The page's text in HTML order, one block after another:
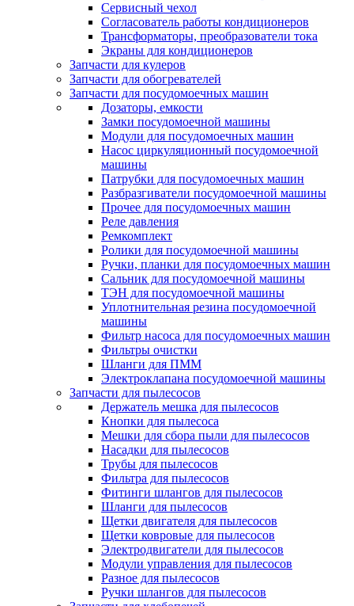
Сервисный чехол
Согласователь работы кондиционеров
Трансформаторы, преобразователи тока
Экраны для кондиционеров
Запчасти для кулеров
Запчасти для обогревателей
Запчасти для посудомоечных машин
Дозаторы, емкости
Замки посудомоечной машины
Модули для посудомоечных машин
Насос циркуляционный посудомоечной
машины
Патрубки для посудомоечных машин
Разбразгиватели посудомоечной машины
Прочее для посудомоечных машин
Реле давления
Ремкомплект
Ролики для посудомоечной машины
Ручки, планки для посудомоечных машин
Сальник для посудомоечной машины
ТЭН для посудомоечной машины
Уплотнительная резина посудомоечной
машины
Фильтр насоса для посудомоечных машин
Фильтры очистки
Шланги для ПММ
Электроклапана посудомоечной машины
Запчасти для пылесосов
Держатель мешка для пылесосов
Кнопки для пылесоса
Мешки для сбора пыли для пылесосов
Насадки для пылесосов
Трубы для пылесосов
Фильтра для пылесосов
Фитинги шлангов для пылесосов
Шланги для пылесосов
Щетки двигателя для пылесосов
Щетки ковровые для пылесосов
Электродвигатели для пылесосов
Модули управления для пылесосов
Разное для пылесосов
Ручки шлангов для пылесосов